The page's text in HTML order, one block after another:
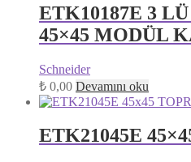
ETK10187E 3
45×45 MODÜL
Schneider
₺ 0,00 Devamını oku
ETK21045E